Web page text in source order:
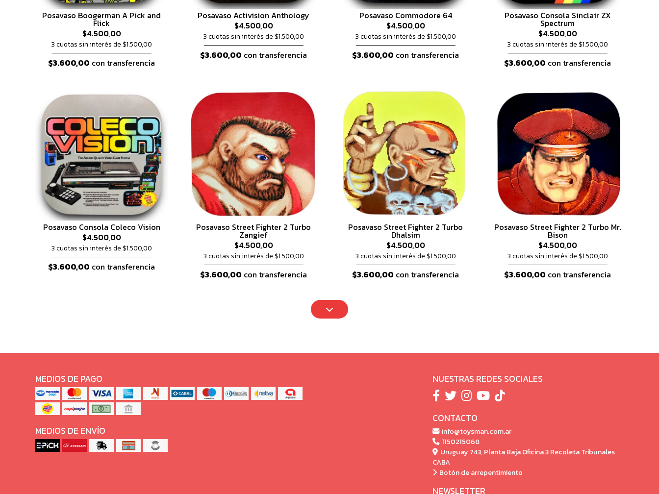
Posavaso Boogerman A Pick and
Flick
$4.500,00
3 cuotas sin interés de $1.500,00
$3.600,00 con transferencia
Posavaso Activision Anthology
$4.500,00
3 cuotas sin interés de $1.500,00
$3.600,00 con transferencia
Posavaso Commodore 64
$4.500,00
3 cuotas sin interés de $1.500,00
$3.600,00 con transferencia
Posavaso Consola Sinclair ZX
Spectrum
$4.500,00
3 cuotas sin interés de $1.500,00
$3.600,00 con transferencia
Posavaso Consola Coleco Vision
$4.500,00
3 cuotas sin interés de $1.500,00
$3.600,00 con transferencia
Posavaso Street Fighter 2 Turbo
Zangief
$4.500,00
3 cuotas sin interés de $1.500,00
$3.600,00 con transferencia
Posavaso Street Fighter 2 Turbo
Dhalsim
$4.500,00
3 cuotas sin interés de $1.500,00
$3.600,00 con transferencia
Posavaso Street Fighter 2 Turbo Mr.
Bison
$4.500,00
3 cuotas sin interés de $1.500,00
$3.600,00 con transferencia
MEDIOS DE PAGO
MEDIOS DE ENVÍO
NUESTRAS REDES SOCIALES
CONTACTO
info@toysman.com.ar
1150215068
Uruguay 743, Planta Baja Oficina 3 Recoleta Tribunales
CABA
Botón de arrepentimiento
NEWSLETTER